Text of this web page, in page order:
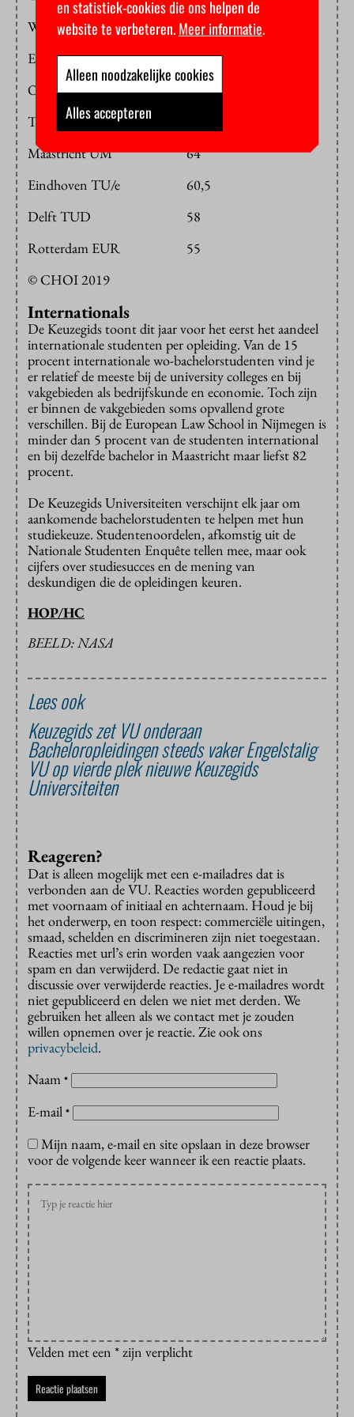
Wageningen UR
74
Enschede UT
67,5
Open Universiteit
65
Tilburg TiU
Maastricht UM
64
Eindhoven TU/e
60,5
Delft TUD
58
Rotterdam EUR
55
© CHOI 2019
Internationals
De Keuzegids toont dit jaar voor het eerst het aandeel
internationale studenten per opleiding. Van de 15
procent internationale wo-bachelorstudenten vind je
er relatief de meeste bij de university colleges en bij
vakgebieden als bedrijfskunde en economie. Toch zijn
er binnen de vakgebieden soms opvallend grote
verschillen. Bij de European Law School in Nijmegen is
minder dan 5 procent van de studenten international
en bij dezelfde bachelor in Maastricht maar liefst 82
procent.
De Keuzegids Universiteiten verschijnt elk jaar om
aankomende bachelorstudenten te helpen met hun
studiekeuze. Studentenoordelen, afkomstig uit de
Nationale Studenten Enquête tellen mee, maar ook
cijfers over studiesucces en de mening van
deskundigen die de opleidingen keuren.
HOP/HC
BEELD: NASA
Lees ook
Keuzegids zet VU onderaan
Bachelor­opleidingen steeds vaker Engelstalig
VU op vierde plek nieuwe Keuzegids
Universiteiten
Reageren?
Dat is alleen mogelijk met een e-mailadres dat is
verbonden aan de VU. Reacties worden gepubliceerd
met voornaam of initiaal en achternaam. Houd je bij
het onderwerp, en toon respect: commerciële uitingen,
smaad, schelden en discrimineren zijn niet toegestaan.
Reacties met url’s erin worden vaak aangezien voor
spam en dan verwijderd. De redactie gaat niet in
discussie over verwijderde reacties. Je e-mailadres wordt
niet gepubliceerd en delen we niet met derden. We
gebruiken het alleen als we contact met je zouden
willen opnemen over je reactie. Zie ook ons
privacybeleid.
Naam *
E-mail *
Mijn naam, e-mail en site opslaan in deze browser
voor de volgende keer wanneer ik een reactie plaats.
Velden met een * zijn verplicht
en statistiek-cookies die ons helpen de
website te verbeteren.Meer informatie.
Alleen noodzakelijke cookies
Alles accepteren